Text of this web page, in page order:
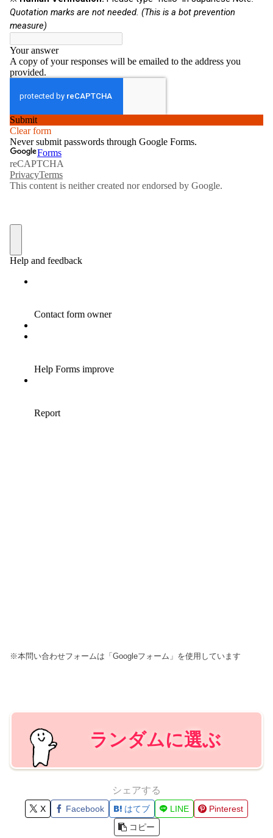
※本問い合わせフォームは「Googleフォーム」を使用しています
ランダムに選ぶ
シェアする
X Facebook はてブ LINE
Pinterest
コピー